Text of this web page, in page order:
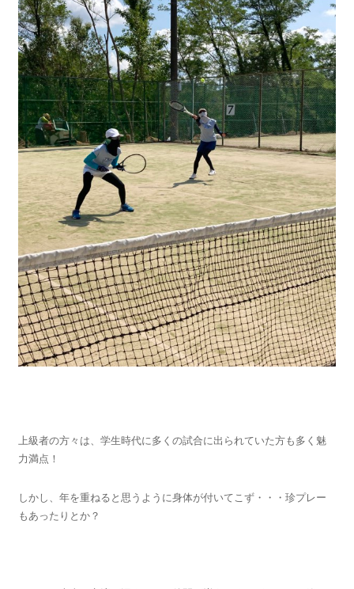
上級者の方々は、学生時代に多くの試合に出られていた方も多く魅
力満点！
しかし、年を重ねると思うように身体が付いてこず・・・珍プレー
もあったりとか？